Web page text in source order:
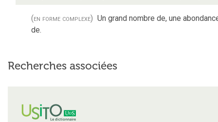
(en forme complexe) Un grand nombre de, une
de.
Recherches associées